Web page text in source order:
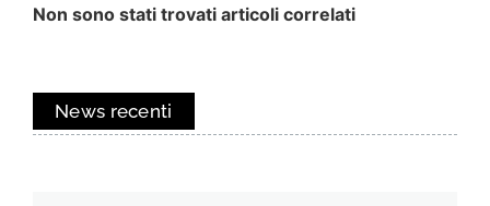
Non sono stati trovati articoli correlati
News recenti